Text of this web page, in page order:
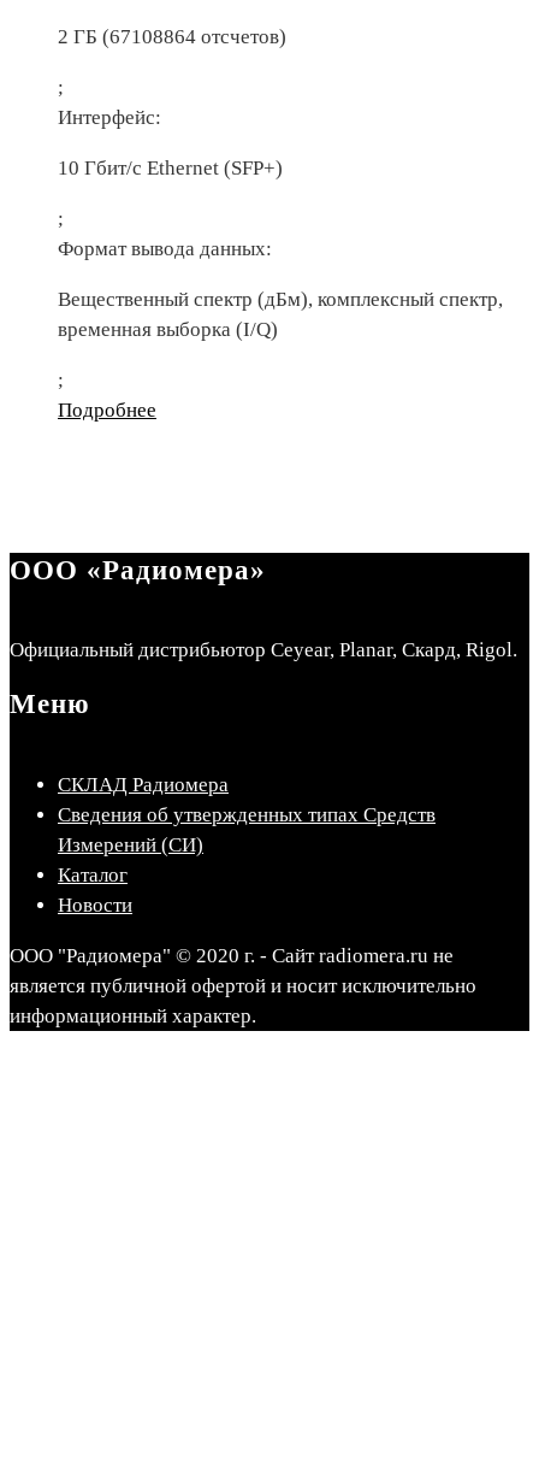
2 ГБ (67108864 отсчетов)
;
Интерфейс:
10 Гбит/с Ethernet (SFP+)
;
Формат вывода данных:
Вещественный спектр (дБм), комплексный спектр,
временная выборка (I/Q)
;
Подробнее
ООО «Радиомера»
Официальный дистрибьютор Ceyear, Planar, Скард, Rigol.
Меню
СКЛАД Радиомера
Сведения об утвержденных типах Средств
Измерений (СИ)
Каталог
Новости
ООО "Радиомера" © 2020 г. - Сайт radiomera.ru не
является публичной офертой и носит исключительно
информационный характер.